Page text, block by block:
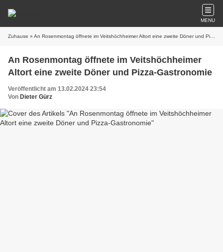
MENU
Zuhause » An Rosenmontag öffnete im Veitshöchheimer Altort eine zweite Döner und Pizza-Gastronomie
An Rosenmontag öffnete im Veitshöchheimer
Altort eine zweite Döner und Pizza-Gastronomie
Veröffentlicht am 13.02.2024 23:54
Von Dieter Gürz